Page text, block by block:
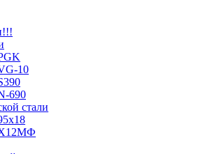
10
690
стали
Х12МФ